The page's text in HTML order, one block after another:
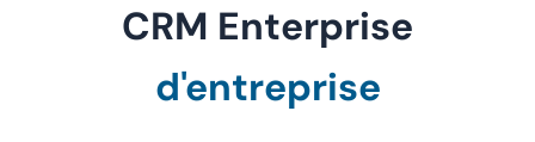
CRM Enterprise
d'entreprise